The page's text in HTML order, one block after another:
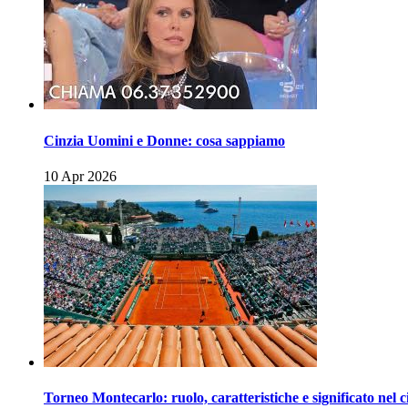
Cinzia Uomini e Donne: cosa sappiamo
10 Apr 2026
Torneo Montecarlo: ruolo, caratteristiche e significato nel